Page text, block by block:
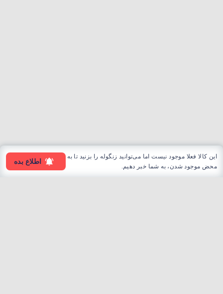
این کالا فعلا موجود نیست اما می‌توانید زنگوله را بزنید تا به
محض موجود شدن، به شما خبر دهیم.
اطلاع بده